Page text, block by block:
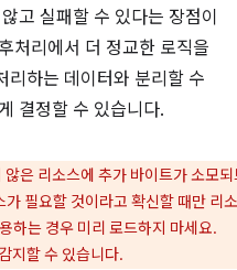
고 실패할 수 있다는 장점이
처리에서 더 정교한 로직을
리하는 데이터와 분리할 수
결정할 수 있습니다.
은 리소스에 추가 바이트가 소모되
필요할 것이라고 확신할 때만 리
하는 경우 미리 로드하지 마세요.
지할 수 있습니다.